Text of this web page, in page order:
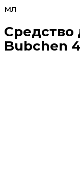
мл
Средство
Bubchen